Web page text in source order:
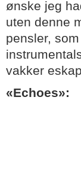
ønske jeg
uten denne
pensler,
vakker
«Echoes»: